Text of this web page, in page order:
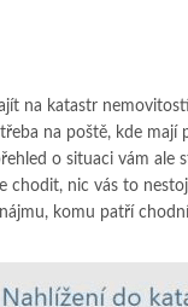
na katastr
na poště, kde
o situaci vám ale
chodit, nic vás to
komu patří